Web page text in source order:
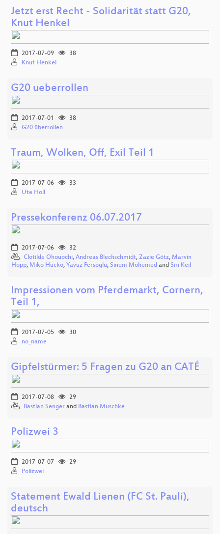
Jetzt erst Recht - Solidarität statt G20,
Knut Henkel
2017-07-09
38
Knut Henkel
G20 ueberrollen
2017-07-01
38
G20 überrollen
Traum, Wolken, Off, Exil Teil 1
2017-07-06
33
Ute Holl
Pressekonferenz 06.07.2017
2017-07-06
32
Clotilde Ohouochi, Andreas Blechschmidt, Zazie Götz, Marvin
Hopp, Miko Hucko, Yavuz Fersoglu, Sinem Mohemed and Siri Keil
Impressionen vom Pferdemarkt, Cornern,
Teil 1,
2017-07-05
30
no_name
Gipfelstürmer: 5 Fragen zu G20 an CATÉ
2017-07-08
29
Bastian Senger and Bastian Muschke
Polizwei 3
2017-07-07
29
Polizwei
Statement Ewald Lienen (FC St. Pauli),
deutsch